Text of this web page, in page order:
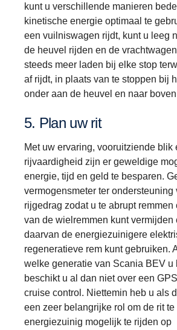
kunt u verschillende manieren
kinetische energie optimaal te
een vuilniswagen rijdt, kunt u leeg
de heuvel rijden en de
steeds meer laden bij elke stop
af rijdt, in plaats van te stoppen bij
onder aan de heuvel en naar
5. Plan uw rit
Met uw ervaring, vooruitziende blik
rijvaardigheid zijn er geweldige
energie, tijd en geld te besparen.
vermogensmeter ter ondersteuning
rijgedrag zodat u te abrupt remmen
van de wielremmen kunt vermijden
daarvan de energiezuinigere
regeneratieve rem kunt gebruiken.
welke generatie van Scania BEV u
beschikt u al dan niet over een
cruise control. Niettemin heb u als
een zeer belangrijke rol om de rit
energiezuinig mogelijk te rijden op